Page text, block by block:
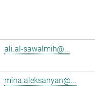
ali.al-sawalmih@...
mina.aleksanyan@...